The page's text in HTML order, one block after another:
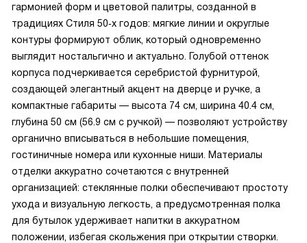
гармонией форм и цветовой палитры, созданной в
традициях Стиля 50‑х годов: мягкие линии и округлые
контуры формируют облик, который одновременно
выглядит ностальгично и актуально. Голубой оттенок
корпуса подчеркивается серебристой фурнитурой,
создающей элегантный акцент на дверце и ручке, а
компактные габариты — высота 74 см, ширина 40.4 см,
глубина 50 см (56.9 см с ручкой) — позволяют устройству
органично вписываться в небольшие помещения,
гостиничные номера или кухонные ниши. Материалы
отделки аккуратно сочетаются с внутренней
организацией: стеклянные полки обеспечивают простоту
ухода и визуальную легкость, а предусмотренная полка
для бутылок удерживает напитки в аккуратном
положении, избегая скольжения при открытии створки.